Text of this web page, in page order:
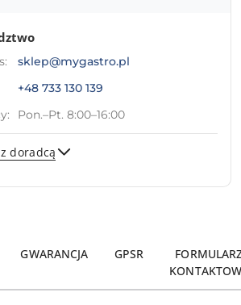
sklep@mygastro.pl
+48 733 130 139
Pon.–Pt. 8:00–16:00
doradcą
GWARANCJA GPSR